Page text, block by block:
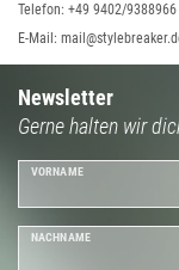
Telefon: +49 9402/9388966
E-Mail:
Newsletter
Gerne halten wir
VORNAME
NACHNAME